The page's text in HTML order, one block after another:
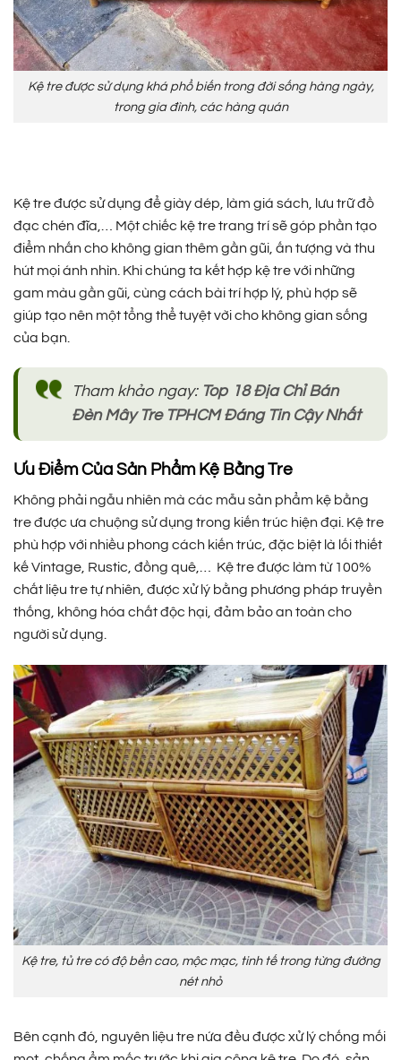
Kệ tre được sử dụng khá phổ biến trong đời sống hàng ngày,
trong gia đình, các hàng quán
Kệ tre được sử dụng để giày dép, làm giá sách, lưu trữ đồ
đạc chén đĩa,… Một chiếc kệ tre trang trí sẽ góp phần tạo
điểm nhấn cho không gian thêm gần gũi, ấn tượng và thu
hút mọi ánh nhìn. Khi chúng ta kết hợp kệ tre với những
gam màu gần gũi, cùng cách bài trí hợp lý, phù hợp sẽ
giúp tạo nên một tổng thể tuyệt vời cho không gian sống
của bạn.
Tham khảo ngay: Top 18 Địa Chỉ Bán
Đèn Mây Tre TPHCM Đáng Tin Cậy Nhất
Ưu Điểm Của Sản Phẩm Kệ Bằng Tre
Không phải ngẫu nhiên mà các mẫu sản phẩm kệ bằng
tre được ưa chuộng sử dụng trong kiến trúc hiện đại. Kệ tre
phù hợp với nhiều phong cách kiến trúc, đặc biệt là lối thiết
kế Vintage, Rustic, đồng quê,… Kệ tre được làm từ 100%
chất liệu tre tự nhiên, được xử lý bằng phương pháp truyền
thống, không hóa chất độc hại, đảm bảo an toàn cho
người sử dụng.
Kệ tre, tủ tre có độ bền cao, mộc mạc, tinh tế trong từng đường
nét nhỏ
Bên cạnh đó, nguyên liệu tre nứa đều được xử lý chống mối